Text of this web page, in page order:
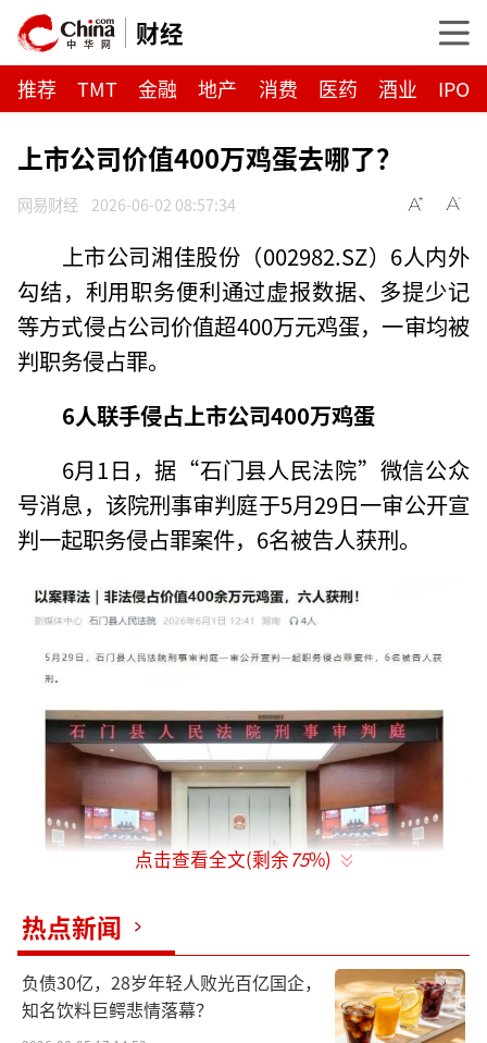
财经
推荐 TMT 金融 地产 消费 医药 酒业 IPO
上市公司价值400万鸡蛋去哪了？
网易财经 2026-06-02 08:57:34
上市公司湘佳股份（002982.SZ）6人内外
勾结，利用职务便利通过虚报数据、多提少记
等方式侵占公司价值超400万元鸡蛋，一审均被
判职务侵占罪。
6人联手侵占上市公司400万鸡蛋
6月1日，据“石门县人民法院”微信公众
号消息，该院刑事审判庭于5月29日一审公开宣
判一起职务侵占罪案件，6名被告人获刑。
点击查看全文(剩余75%)
热点新闻
负债30亿，28岁年轻人败光百亿国企，
知名饮料巨鳄悲情落幕？